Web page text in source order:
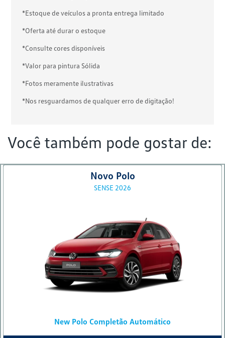
*Estoque de veículos a pronta entrega limitado
*Oferta até durar o estoque
*Consulte cores disponíveis
*Valor para pintura Sólida
*Fotos meramente ilustrativas
*Nos resguardamos de qualquer erro de digitação!
Você também pode gostar de:
Novo Polo
SENSE 2026
New Polo Completão Automático